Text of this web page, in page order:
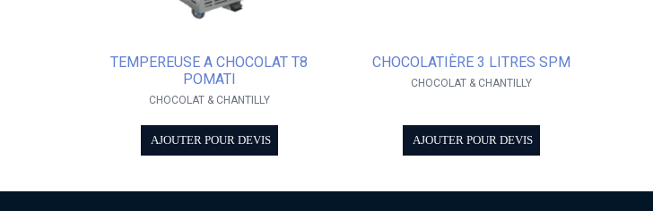
TEMPEREUSE A CHOCOLAT T8
POMATI
CHOCOLAT & CHANTILLY
AJOUTER POUR DEVIS
CHOCOLATIÈRE 3 LITRES SPM
CHOCOLAT & CHANTILLY
AJOUTER POUR DEVIS